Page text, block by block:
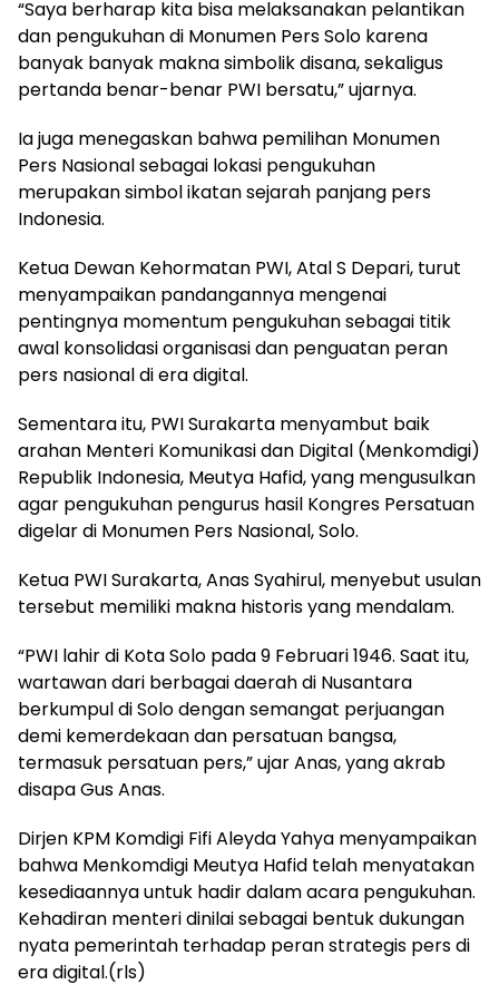
“Saya berharap kita bisa melaksanakan pelantikan
dan pengukuhan di Monumen Pers Solo karena
banyak banyak makna simbolik disana, sekaligus
pertanda benar-benar PWI bersatu,” ujarnya.
Ia juga menegaskan bahwa pemilihan Monumen
Pers Nasional sebagai lokasi pengukuhan
merupakan simbol ikatan sejarah panjang pers
Indonesia.
Ketua Dewan Kehormatan PWI, Atal S Depari, turut
menyampaikan pandangannya mengenai
pentingnya momentum pengukuhan sebagai titik
awal konsolidasi organisasi dan penguatan peran
pers nasional di era digital.
Sementara itu, PWI Surakarta menyambut baik
arahan Menteri Komunikasi dan Digital (Menkomdigi)
Republik Indonesia, Meutya Hafid, yang mengusulkan
agar pengukuhan pengurus hasil Kongres Persatuan
digelar di Monumen Pers Nasional, Solo.
Ketua PWI Surakarta, Anas Syahirul, menyebut usulan
tersebut memiliki makna historis yang mendalam.
“PWI lahir di Kota Solo pada 9 Februari 1946. Saat itu,
wartawan dari berbagai daerah di Nusantara
berkumpul di Solo dengan semangat perjuangan
demi kemerdekaan dan persatuan bangsa,
termasuk persatuan pers,” ujar Anas, yang akrab
disapa Gus Anas.
Dirjen KPM Komdigi Fifi Aleyda Yahya menyampaikan
bahwa Menkomdigi Meutya Hafid telah menyatakan
kesediaannya untuk hadir dalam acara pengukuhan.
Kehadiran menteri dinilai sebagai bentuk dukungan
nyata pemerintah terhadap peran strategis pers di
era digital.(rls)